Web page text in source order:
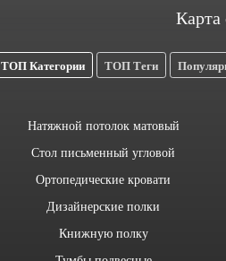
Карта
ТОП Категории ТОП Теги
Натяжной потолок матовый
Стол письменный угловой
Ортопедические кровати
Дизайнерские полки
Книжную полку